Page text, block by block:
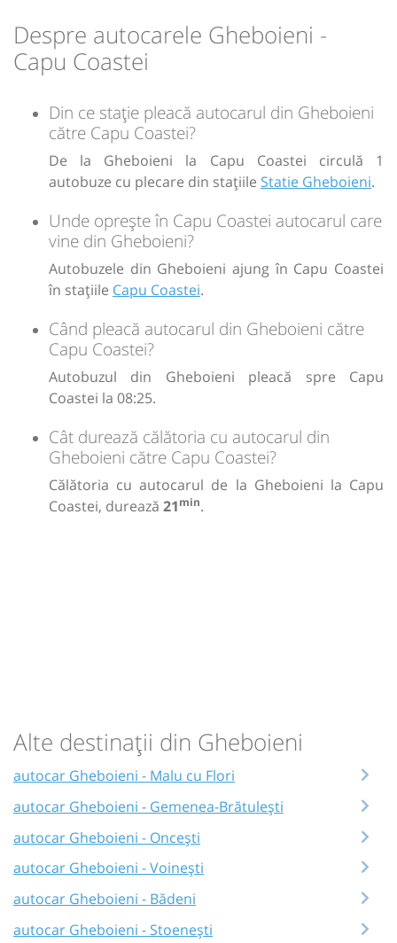
-
Sursa:GRUP ATYC SRL | Ultima actualizare:
Despre autocarele Gheboieni -
Capu Coastei
Din ce stație pleacă autocarul din Gheboieni
către Capu Coastei?
De la Gheboieni la Capu Coastei circulă 1
autobuze cu plecare din stațiile Statie Gheboieni.
Unde oprește în Capu Coastei autocarul care
vine din Gheboieni?
Autobuzele din Gheboieni ajung în Capu Coastei
în stațiile Capu Coastei.
Când pleacă autocarul din Gheboieni către
Capu Coastei?
Autobuzul din Gheboieni pleacă spre Capu
Coastei la 08:25.
Cât durează călătoria cu autocarul din
Gheboieni către Capu Coastei?
Călătoria cu autocarul de la Gheboieni la Capu
Coastei, durează 21min.
Alte destinații din Gheboieni
autocar Gheboieni - Malu cu Flori
autocar Gheboieni - Gemenea-Brătulești
autocar Gheboieni - Oncești
autocar Gheboieni - Voinești
autocar Gheboieni - Bădeni
autocar Gheboieni - Stoenești